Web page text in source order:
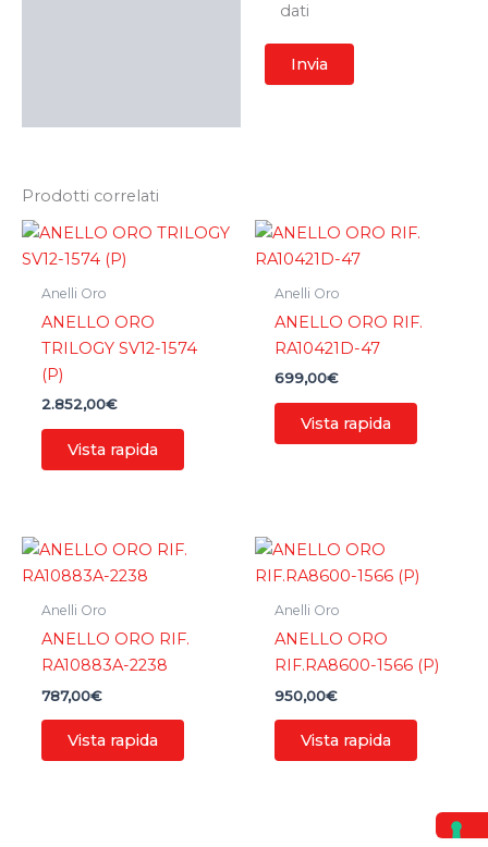
dati
Prodotti correlati
Anelli Oro
ANELLO ORO
TRILOGY SV12-1574
(P)
2.852,00€
Vista rapida
Anelli Oro
ANELLO ORO RIF.
RA10421D-47
699,00€
Vista rapida
Anelli Oro
ANELLO ORO RIF.
RA10883A-2238
787,00€
Vista rapida
Anelli Oro
ANELLO ORO
RIF.RA8600-1566 (P)
950,00€
Vista rapida